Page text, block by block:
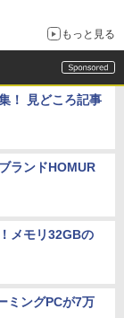
もっと見る
！ 見どころ記事
ランドHOMUR
メモリ32GBの
ミングPCが7万